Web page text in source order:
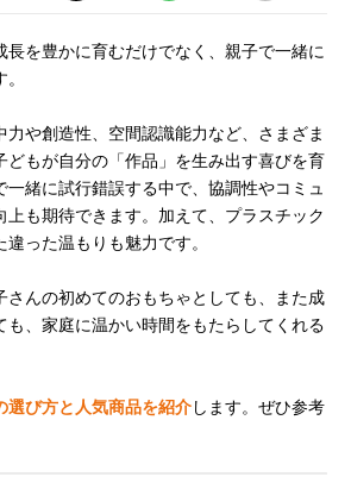
長を豊かに育むだけでなく、親子で一緒に
力や創造性、空間認識能力など、さまざま
どもが自分の「作品」を生み出す喜びを育
緒に試行錯誤する中で、協調性やコミュ
上も期待できます。加えて、プラスチック
った温もりも魅力です。
さんの初めてのおもちゃとしても、また成
も、家庭に温かい時間をもたらしてくれる
選び方と人気商品を紹介します。ぜひ参考